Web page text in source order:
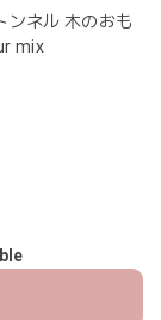
ンネル 木のおも
mix